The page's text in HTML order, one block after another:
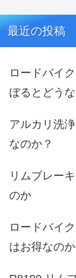
最近の投稿
ロードバイ
ぼるとどう
アルカリ洗
なのか？
リムブレー
のか
ロードバイ
はお得なのか